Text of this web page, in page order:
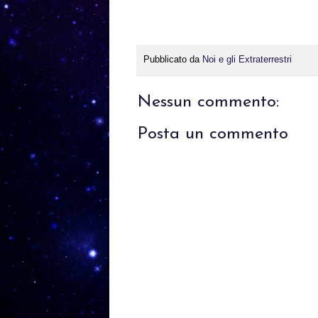
Pubblicato da Noi e gli Extraterrestri
Nessun commento:
Posta un commento